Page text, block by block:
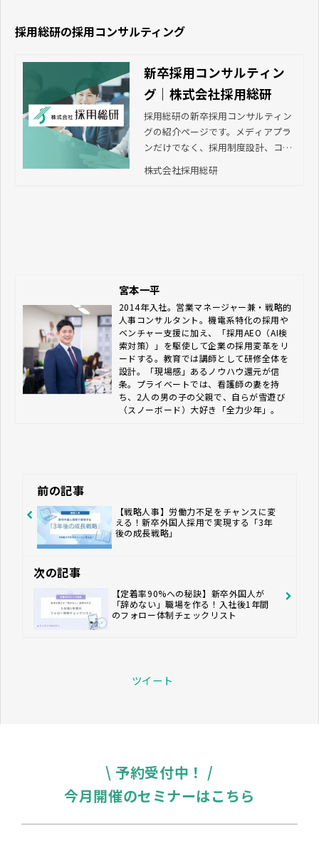
ソーシング、入社後の研修の企画・
採用総研の採用コンサルティング
新卒採用コンサルティン
グ｜株式会社採用総研
採用総研の新卒採用コンサルティン
グの紹介ページです。メディアプラ
ンだけでなく、採用制度設計、コン
テンツ設計、インターンシップの企
画や選考フローの設計、内定者フォ
株式会社採用総研
宮本一平
2014年入社。営業マネージャー兼・戦略的
人事コンサルタント。機電系特化の採用や
ベンチャー支援に加え、「採用AEO（AI検
索対策）」を駆使して企業の採用変革をリ
ードする。教育では講師として研修全体を
設計。「現場感」あるノウハウ還元が信
条。プライベートでは、看護師の妻を持
ち、2人の男の子の父親で、自らが雪遊び
（スノーボード）大好き「全力少年」。
前の記事
【戦略人事】労働力不足をチャンスに変
える！新卒外国人採用で実現する「3年
後の成長戦略」
次の記事
【定着率90%への秘訣】新卒外国人が
「辞めない」職場を作る！入社後1年間
のフォロー体制チェックリスト
ツイート
\ 予約受付中！ /
今月開催のセミナーはこちら